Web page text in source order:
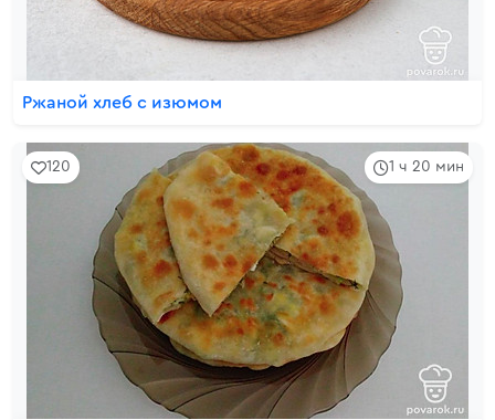
Ржаной хлеб с изюмом
1 ч 20 мин
120